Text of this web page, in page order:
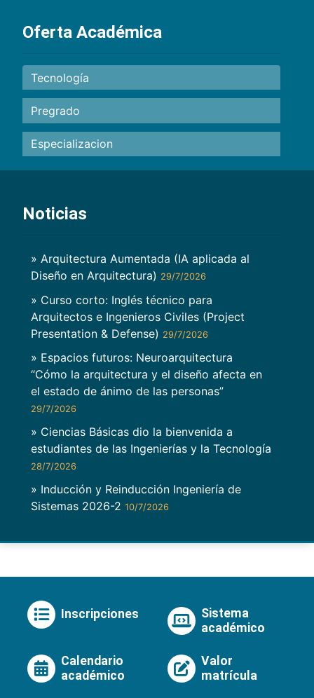
Oferta Académica
Tecnología
Pregrado
Especializacion
Noticias
» Arquitectura Aumentada (IA aplicada al
Diseño en Arquitectura) 29/7/2026
» Curso corto: Inglés técnico para
Arquitectos e Ingenieros Civiles (Project
Presentation & Defense) 29/7/2026
» Espacios futuros: Neuroarquitectura
“Cómo la arquitectura y el diseño afecta en
el estado de ánimo de las personas”
29/7/2026
» Ciencias Básicas dio la bienvenida a
estudiantes de las Ingenierías y la Tecnología
28/7/2026
» Inducción y Reinducción Ingeniería de
Sistemas 2026-2 10/7/2026
Inscripciones
Sistema
académico
Calendario
académico
Valor
matrícula